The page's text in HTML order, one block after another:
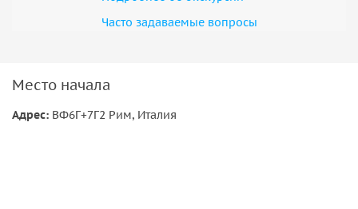
Часто задаваемые вопросы
Место начала
Адрес: ВФ6Г+7Г2 Рим, Италия